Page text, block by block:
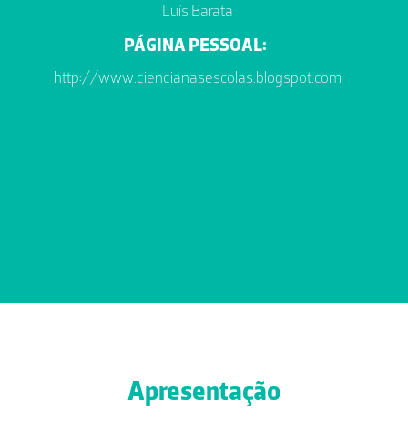
Luí­s Barata
PÁGINA PESSOAL:
http://www.ciencianasescolas.blogspot.com
Apresentação